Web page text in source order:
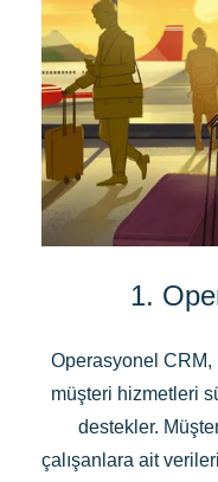
1.
Operasyonel CRM,
müşteri hizmetleri
destekler.
çalışanlara ait